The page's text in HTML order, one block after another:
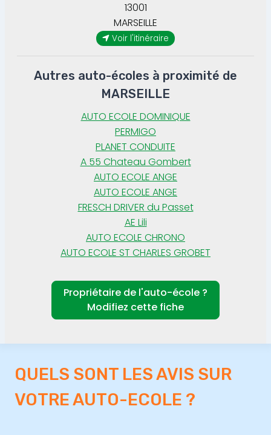
MARSEILLE
13001
Voir l'itinéraire
Autres auto-écoles à proximité de
MARSEILLE
AUTO ECOLE DOMINIQUE
PERMIGO
PLANET CONDUITE
A 55 Chateau Gombert
AUTO ECOLE ANGE
AUTO ECOLE ANGE
FRESCH DRIVER du Passet
AE Lili
AUTO ECOLE CHRONO
AUTO ECOLE ST CHARLES GROBET
Propriétaire de l'auto-école ?
Modifiez cette fiche
QUELS SONT LES AVIS SUR
VOTRE AUTO-ECOLE ?